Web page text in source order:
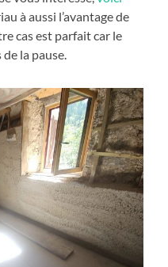
à aussi l’avantage de
cas est parfait car le
la pause.